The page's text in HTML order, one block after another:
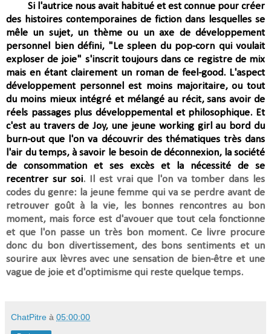
Si l'autrice nous avait habitué et est connue pour créer
des histoires contemporaines de fiction dans lesquelles se
mêle un sujet, un thème ou un axe de développement
personnel bien défini, "Le spleen du pop-corn qui voulait
exploser de joie" s'inscrit toujours dans ce registre de mix
mais en étant clairement un roman de feel-good. L'aspect
développement personnel est moins majoritaire, ou tout
du moins mieux intégré et mélangé au récit, sans avoir de
réels passages plus développemental et philosophique. Et
c'est au travers de Joy, une jeune working girl au bord du
burn-out que l'on va découvrir des thématiques très dans
l'air du temps, à savoir le besoin de déconnexion, la société
de consommation et ses excès et la nécessité de se
recentrer sur soi. Il est vrai que l'on va tomber dans les
codes du genre: la jeune femme qui va se perdre avant de
retrouver goût à la vie, les bonnes rencontres au bon
moment, mais force est d'avouer que tout cela fonctionne
et que l'on passe un très bon moment. Ce livre procure
donc du bon divertissement, des bons sentiments et un
sourire aux lèvres avec une sensation de bien-être et une
vague de joie et d'optimisme qui reste quelque temps.
ChatPitre à 05:00:00